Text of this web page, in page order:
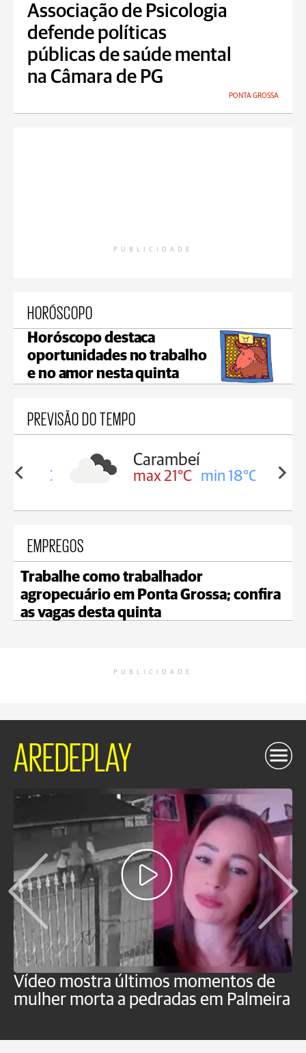
Associação de Psicologia
defende políticas
públicas de saúde mental
na Câmara de PG
PONTA GROSSA
PUBLICIDADE
HORÓSCOPO
Horóscopo destaca
oportunidades no trabalho
e no amor nesta quinta
PREVISÃO DO TEMPO
19°C
Carambeí
max 21°C min 18°C
EMPREGOS
Trabalhe como trabalhador
agropecuário em Ponta Grossa; confira
as vagas desta quinta
PUBLICIDADE
AREDEPLAY
Vídeo mostra últimos momentos de
mulher morta a pedradas em Palmeira